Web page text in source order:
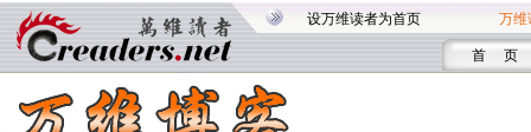
设万维读者为首页 万维
首 页